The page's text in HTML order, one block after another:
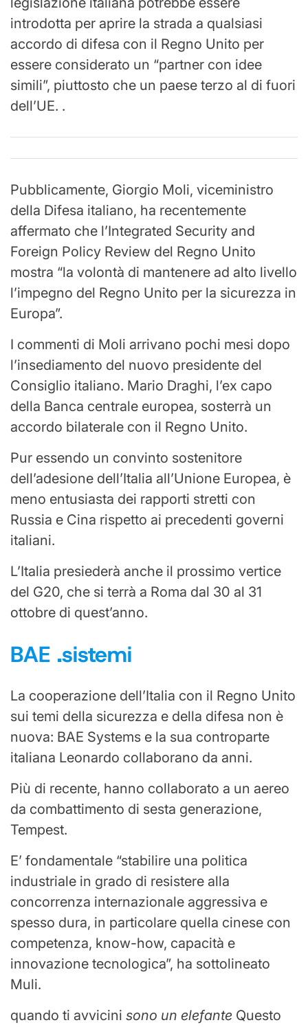
introdotta per aprire la strada a qualsiasi
accordo di difesa con il Regno Unito per
essere considerato un “partner con idee
simili”, piuttosto che un paese terzo al di fuori
dell’UE. .
Pubblicamente, Giorgio Moli, viceministro
della Difesa italiano, ha recentemente
affermato che l’Integrated Security and
Foreign Policy Review del Regno Unito
mostra “la volontà di mantenere ad alto livello
l’impegno del Regno Unito per la sicurezza in
Europa”.
I commenti di Moli arrivano pochi mesi dopo
l’insediamento del nuovo presidente del
Consiglio italiano. Mario Draghi, l’ex capo
della Banca centrale europea, sosterrà un
accordo bilaterale con il Regno Unito.
Pur essendo un convinto sostenitore
dell’adesione dell’Italia all’Unione Europea, è
meno entusiasta dei rapporti stretti con
Russia e Cina rispetto ai precedenti governi
italiani.
L’Italia presiederà anche il prossimo vertice
del G20, che si terrà a Roma dal 30 al 31
ottobre di quest’anno.
BAE .sistemi
La cooperazione dell’Italia con il Regno Unito
sui temi della sicurezza e della difesa non è
nuova: BAE Systems e la sua controparte
italiana Leonardo collaborano da anni.
Più di recente, hanno collaborato a un aereo
da combattimento di sesta generazione,
Tempest.
E’ fondamentale “stabilire una politica
industriale in grado di resistere alla
concorrenza internazionale aggressiva e
spesso dura, in particolare quella cinese con
competenza, know-how, capacità e
innovazione tecnologica”, ha sottolineato
Muli.
quando ti avvicini sono un elefante Questo